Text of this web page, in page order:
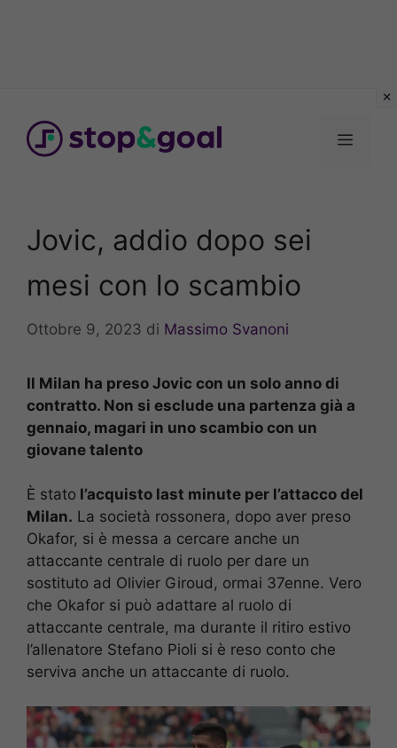
contenuto
Menu
Jovic, addio dopo sei
mesi con lo scambio
Ottobre 9, 2023 di Massimo Svanoni
Il Milan ha preso Jovic con un solo anno di
contratto. Non si esclude una partenza già a
gennaio, magari in uno scambio con un
giovane talento
È stato l’acquisto last minute per l’attacco del
Milan. La società rossonera, dopo aver preso
Okafor, si è messa a cercare anche un
attaccante centrale di ruolo per dare un
sostituto ad Olivier Giroud, ormai 37enne. Vero
che Okafor si può adattare al ruolo di
attaccante centrale, ma durante il ritiro estivo
l’allenatore Stefano Pioli si è reso conto che
serviva anche un attaccante di ruolo.